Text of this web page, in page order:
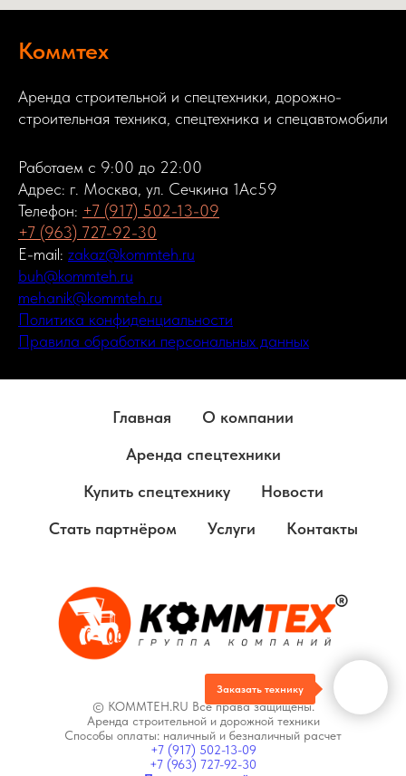
Коммтех
Аренда строительной и спецтехники, дорожно-
строительная техника, спецтехника и спецавтомобили
Работаем с 9:00 до 22:00
Адрес: г. Москва, ул. Сечкина 1Ас59
Телефон: +7 (917) 502-13-09
+7 (963) 727-92-30
E-mail: zakaz@kommteh.ru
buh@kommteh.ru
mehanik@kommteh.ru
Политика конфиденциальности
Правила обработки персональных данных
Главная
О компании
Аренда спецтехники
Купить спецтехнику
Новости
Стать партнёром
Услуги Контакты
© KOMMTEH.RU Все права защищены.
Аренда строительной и дорожной техники
Способы оплаты: наличный и безналичный расчет
+7 (917) 502-13-09
+7 (963) 727-92-30
Заказать технику